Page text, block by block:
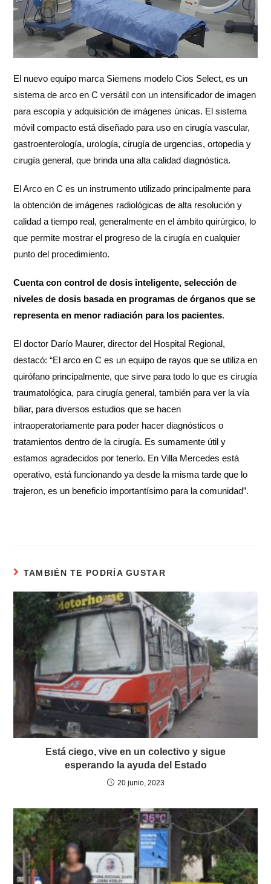
El nuevo equipo marca Siemens modelo Cios Select, es un
sistema de arco en C versátil con un intensificador de imagen
para escopía y adquisición de imágenes únicas. El sistema
móvil compacto está diseñado para uso en cirugía vascular,
gastroenterología, urología, cirugía de urgencias, ortopedia y
cirugía general, que brinda una alta calidad diagnóstica.
El Arco en C es un instrumento utilizado principalmente para
la obtención de imágenes radiológicas de alta resolución y
calidad a tiempo real, generalmente en el ámbito quirúrgico, lo
que permite mostrar el progreso de la cirugía en cualquier
punto del procedimiento.
Cuenta con control de dosis inteligente, selección de
niveles de dosis basada en programas de órganos que se
representa en menor radiación para los pacientes.
El doctor Darío Maurer, director del Hospital Regional,
destacó: “El arco en C es un equipo de rayos que se utiliza en
quirófano principalmente, que sirve para todo lo que es cirugía
traumatológica, para cirugía general, también para ver la vía
biliar, para diversos estudios que se hacen
intraoperatoriamente para poder hacer diagnósticos o
tratamientos dentro de la cirugía. Es sumamente útil y
estamos agradecidos por tenerlo. En Villa Mercedes está
operativo, está funcionando ya desde la misma tarde que lo
trajeron, es un beneficio importantísimo para la comunidad”.
TAMBIÉN TE PODRÍA GUSTAR
Está ciego, vive en un colectivo y sigue
esperando la ayuda del Estado
20 junio, 2023